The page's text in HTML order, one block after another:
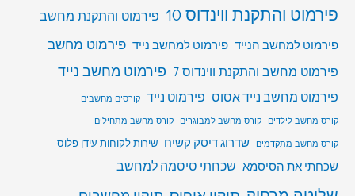
פירמוט והתקנת ווינדוס 10 פירמוט והתקנת מחשב
פירמוט למחשב הנייד פירמוט למחשב נייד פירמוט מחשב
פירמוט מחשב והתקנת ווינדוס 7
פירמוט מחשב נייד
פירמוט מחשב נייד אסוס פירמוט נייד
קורסים מחשבים
קורס מחשב לילדים קורס מחשב למבוגרים קורס מחשב מתחילים
קורס מחשב מתקדמים שדרוג דיסק קשיח שירות לקוחות עידן פלוס
שכחתי את הסיסמא שכחתי סיסמה למחשב